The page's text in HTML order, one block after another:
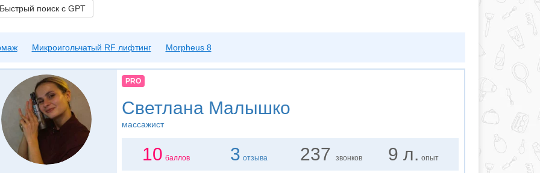
поиск с GPT
Микроигольчатый RF лифтинг Morpheus 8
PRO
Светлана Малышко
массажист
10 баллов 3 отзыва 237 звонков 9 л. опыт